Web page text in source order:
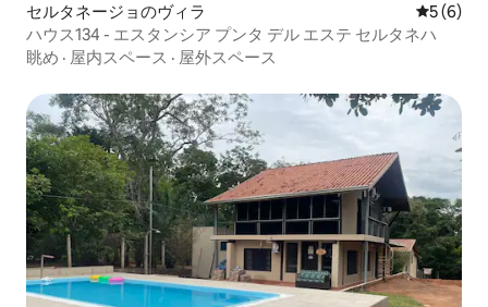
セルタネージョのヴィラ レビュー
5 (6)
ハウス134 - エスタンシア プンタ デル エステ セルタネハ
眺め · 屋内スペース · 屋外スペース